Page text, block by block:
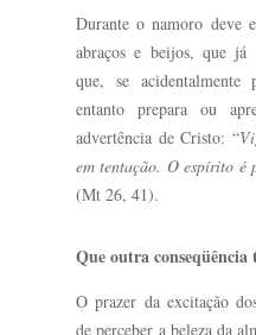
Durante o namoro deve
abraços e beijos, que
que, se
entanto prepara ou
advertência de Cristo: “
em tentação. O espírito é
(Mt 26, 41).
Que outra conseqüência
O prazer da excitação
de perceber a beleza da